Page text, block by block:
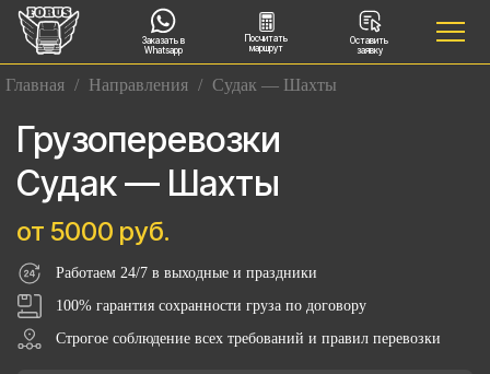
Заказать в
Whatsapp
Посчитать
маршрут
Оставить
заявку
Главная / Направления / Судак — Шахты
Грузоперевозки
Судак — Шахты
от 5000 руб.
Работаем 24/7 в выходные и праздники
100% гарантия сохранности груза по договору
Строгое соблюдение всех требований и правил перевозки